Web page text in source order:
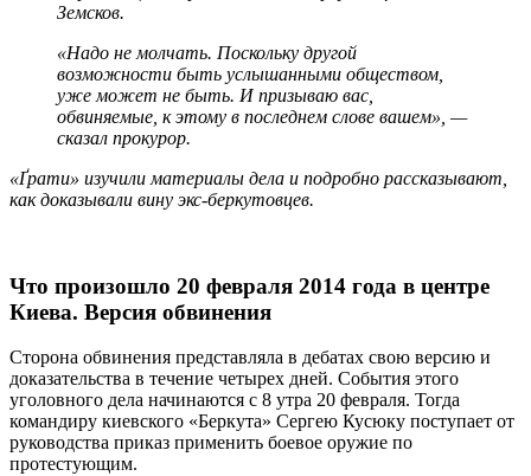
Земсков.
«Надо не молчать. Поскольку другой
возможности быть услышанными обществом,
уже может не быть. И призываю вас,
обвиняемые, к этому в последнем слове вашем», —
сказал прокурор.
«Ґрати» изучили материалы дела и подробно рассказывают,
как доказывали вину экс-беркутовцев.
Что произошло 20 февраля 2014 года в центре
Киева. Версия обвинения
Сторона обвинения представляла в дебатах свою версию и
доказательства в течение четырех дней. События этого
уголовного дела начинаются с 8 утра 20 февраля. Тогда
командиру киевского «Беркута» Сергею Кусюку поступает от
руководства приказ применить боевое оружие по
протестующим.